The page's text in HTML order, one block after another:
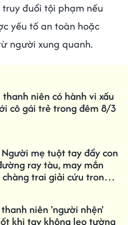
đuổi tội phạm nếu
yếu tố an toàn hoặc
người xung quanh.
thanh niên có hành vi xấu
cô gái trẻ trong đêm 8/3
mẹ tuột tay đẩy con
ray tàu, may mắn
trai giải cứu trong
niên 'người nhện'
khi tay không leo tường